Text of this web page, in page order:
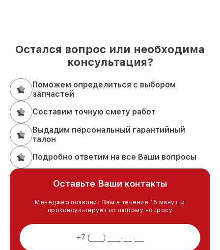
Остался вопрос или необходима
консультация?
Поможем определиться с выбором
запчастей
Составим точную смету работ
Выдадим персональный гарантийный
талон
Подробно ответим на все Ваши вопросы
Оставьте Ваши контакты
Менеджер позвонит Вам в течение 15 минут, и
проконсультирует по любому вопросу